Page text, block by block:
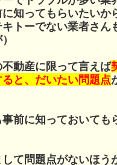
知ってもらいたいか
キトーでない業者さん
動産に限って言えば
と、だいたい問題点
前に知っておいても
て問題点がないほう